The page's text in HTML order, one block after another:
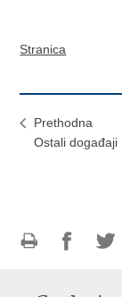
Stranica
Prethodna
Ostali događaji